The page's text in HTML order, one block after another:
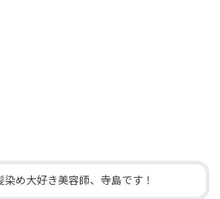
染め大好き美容師、寺島です！